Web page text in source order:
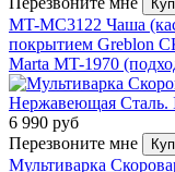
MT-MC3122 Чаша
покрытием Greblon
Marta MT-1970
6 990 руб
Перезвоните мне
Мультиварка